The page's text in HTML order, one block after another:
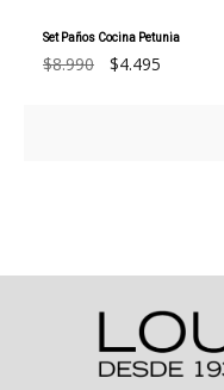
Set Paños Cocina Petunia
$8.990
El$4.495El